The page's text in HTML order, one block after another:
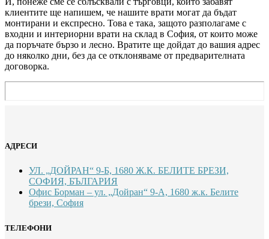
клиентите ще напишем, че нашите врати могат да бъдат
монтирани и експресно. Това е така, защото разполагаме с
входни и интериорни врати на склад в София, от които може
да поръчате бързо и лесно. Вратите ще дойдат до вашия адрес
до няколко дни, без да се отклоняваме от предварителната
договорка.
АДРЕСИ
УЛ. „ДОЙРАН“ 9-Б, 1680 Ж.К. БЕЛИТЕ БРЕЗИ,
СОФИЯ, БЪЛГАРИЯ
Офис Борман – ул. „Дойран“ 9-А, 1680 ж.к. Белите
брези, София
ТЕЛЕФОНИ